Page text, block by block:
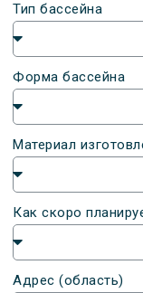
Тип бассейна
Форма бассейна
Материал
Как скоро
Адрес (область)